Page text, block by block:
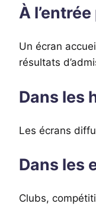
À
Un écran
résultats
Dans les
Les écrans
Dans les
Clubs,